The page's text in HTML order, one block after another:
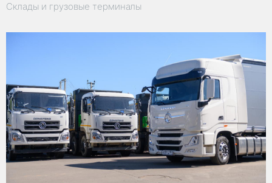
Склады и грузовые терминалы